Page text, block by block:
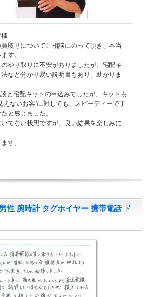
取りについてご相談にのって頂き、本当
す。
やり取りに不安がありましたが、宅配キ
など分かり易い説明書もあり、助かりま
と宅配キットの申込みでしたが、キットも
えないお客”に対しても、スピーディーで丁
と感じました。
てない状態ですが、良い結果を楽しみに
す。
性 腕時計 タグホイヤー 携帯電話 ド